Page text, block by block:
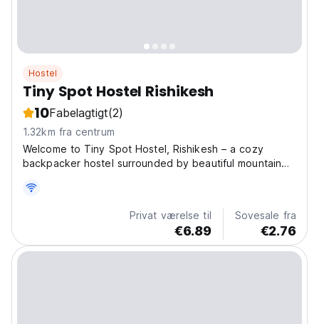
Hostel
Tiny Spot Hostel Rishikesh
10Fabelagtigt(2)
1.32km fra centrum
Welcome to Tiny Spot Hostel, Rishikesh – a cozy
backpacker hostel surrounded by beautiful mountain
travelers, backpackers, digital nomads, and adventure
lovers, our hostel offers a friendly community, clean...
Privat værelse til
€6.89
Sovesale fra
€2.76